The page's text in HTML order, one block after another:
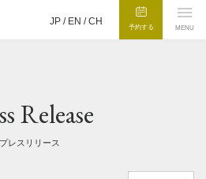
JP / EN /CH
予約する MENU
Release
プレスリリース